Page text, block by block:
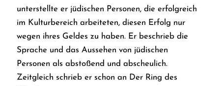
unterstellte er jüdischen Personen, die erfolgreich
im Kulturbereich arbeiteten, diesen Erfolg nur
wegen ihres Geldes zu haben. Er beschrieb die
Sprache und das Aussehen von jüdischen
Personen als abstoßend und abscheulich.
Zeitgleich schrieb er schon an Der Ring des